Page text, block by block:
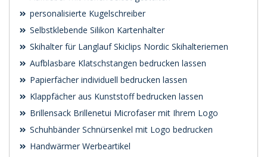
personalisierte Kugelschreiber
Selbstklebende Silikon Kartenhalter
Skihalter für Langlauf Skiclips Nordic Skihalteriemen
Aufblasbare Klatschstangen bedrucken lassen
Papierfächer individuell bedrucken lassen
Klappfächer aus Kunststoff bedrucken lassen
Brillensack Brillenetui Microfaser mit Ihrem Logo
Schuhbänder Schnürsenkel mit Logo bedrucken
Handwärmer Werbeartikel